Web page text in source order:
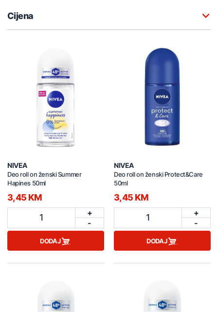
Cijena
NIVEA
Deo roll on ženski Summer
Hapines 50ml
3,45 KM
1
+
-
DODAJ
NIVEA
Deo roll on ženski Protect&Care
50ml
3,45 KM
1
+
-
DODAJ